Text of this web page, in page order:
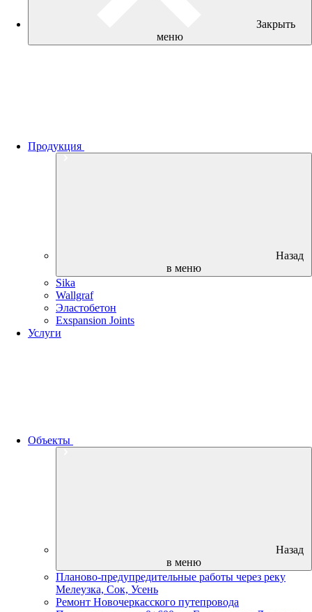
Закрыть
меню
Продукция
Назад
в меню
Sika
Wallgraf
Эластобетон
Exspansion Joints
Услуги
Объекты
Назад
в меню
Планово-предупредительные работы через реку
Мелеузка, Сок, Усень
Ремонт Новочеркасского путепровода